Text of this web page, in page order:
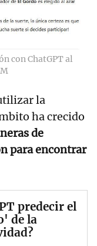
con ChatGPT al
la
ha crecido
de
para encontrar
predecir el
de la